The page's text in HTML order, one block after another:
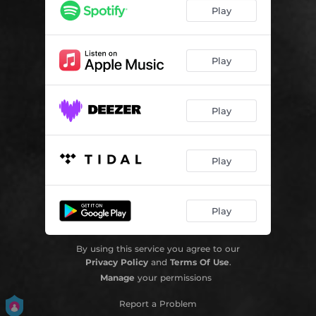
Play
Play
Play
Play
Play
By using this service you agree to our
Privacy Policyand Terms Of Use.
Manage your permissions
Report a Problem